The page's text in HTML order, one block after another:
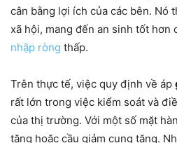
cân bằng lợi ích của các bên. Nó
xã hội, mang đến an sinh tốt hơn
nhập ròng thấp.
Trên thực tế, việc quy định về áp
rất lớn trong việc kiểm soát và
của thị trường. Với một số mặt
tăng hoặc cầu giảm cung tăng.